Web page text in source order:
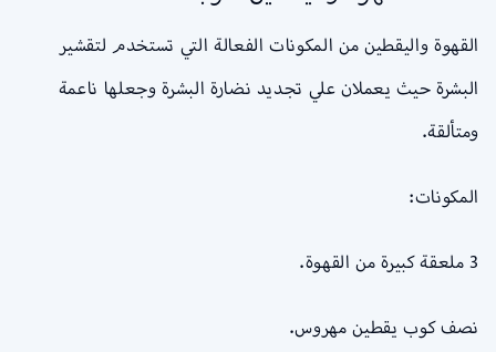
القهوة واليقطين من المكونات الفعالة التي تستخدم لتقشير
البشرة حيث يعملان علي تجديد نضارة البشرة وجعلها ناعمة
ومتألقة.
المكونات:
3 ملعقة كبيرة من القهوة.
نصف كوب يقطين مهروس.